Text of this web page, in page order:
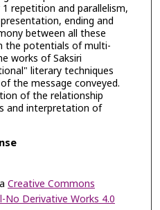
repetition and parallelism,
ending and
between all these
the potentials of multi-
works of Saksiri
literary techniques
the message conveyed.
of the relationship
and interpretation of
Creative Commons
Derivative Works 4.0